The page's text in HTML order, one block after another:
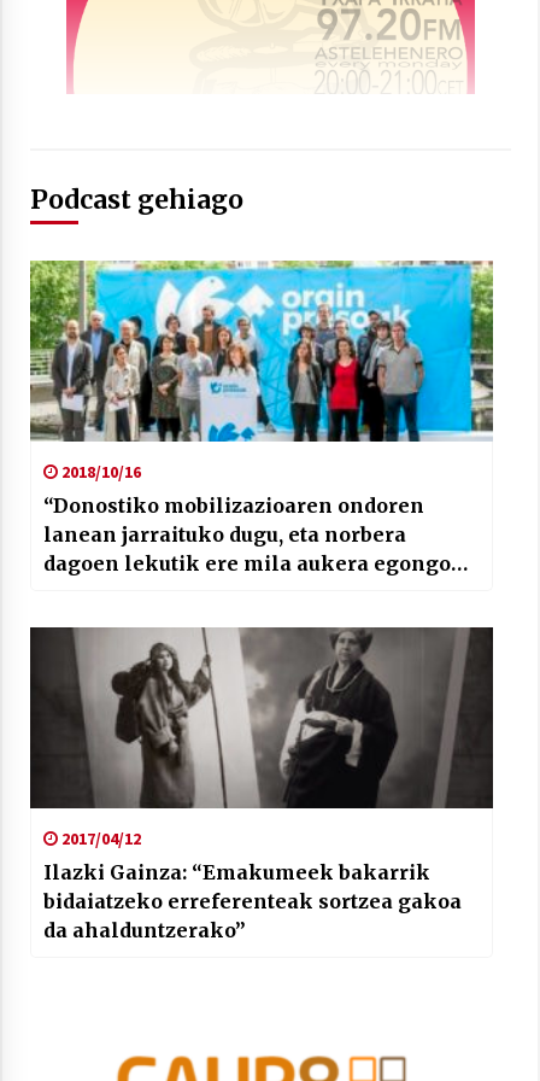
Arrosaren laburpen bideoa Hamaika
Telebistaren eskutik
Podcast gehiago
2018/10/16
“Donostiko mobilizazioaren ondoren
lanean jarraituko dugu, eta norbera
dagoen lekutik ere mila aukera egongo
2017/04/12
Ilazki Gainza: “Emakumeek bakarrik
bidaiatzeko erreferenteak sortzea gakoa
da ahalduntzerako”